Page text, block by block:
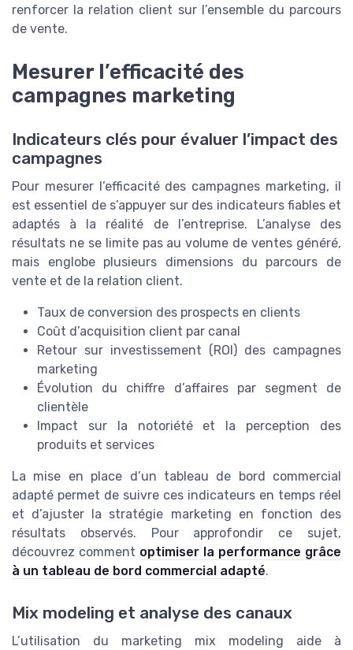
renforcer la relation client sur l’ensemble du parcours
de vente.
Mesurer l’efficacité des
campagnes marketing
Indicateurs clés pour évaluer l’impact des
campagnes
Pour mesurer l’efficacité des campagnes marketing, il
est essentiel de s’appuyer sur des indicateurs fiables et
adaptés à la réalité de l’entreprise. L’analyse des
résultats ne se limite pas au volume de ventes généré,
mais englobe plusieurs dimensions du parcours de
vente et de la relation client.
Taux de conversion des prospects en clients
Coût d’acquisition client par canal
Retour sur investissement (ROI) des campagnes
marketing
Évolution du chiffre d’affaires par segment de
clientèle
Impact sur la notoriété et la perception des
produits et services
La mise en place d’un tableau de bord commercial
adapté permet de suivre ces indicateurs en temps réel
et d’ajuster la stratégie marketing en fonction des
résultats observés. Pour approfondir ce sujet,
découvrez comment optimiser la performance grâce
à un tableau de bord commercial adapté.
Mix modeling et analyse des canaux
L’utilisation du marketing mix modeling aide à